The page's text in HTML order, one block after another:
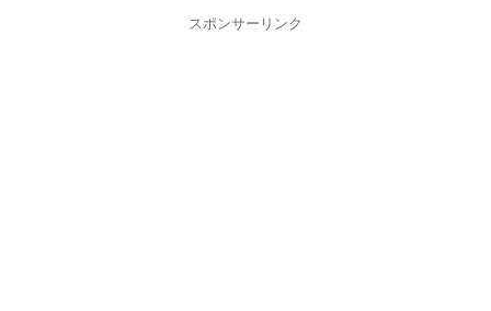
スポンサーリンク